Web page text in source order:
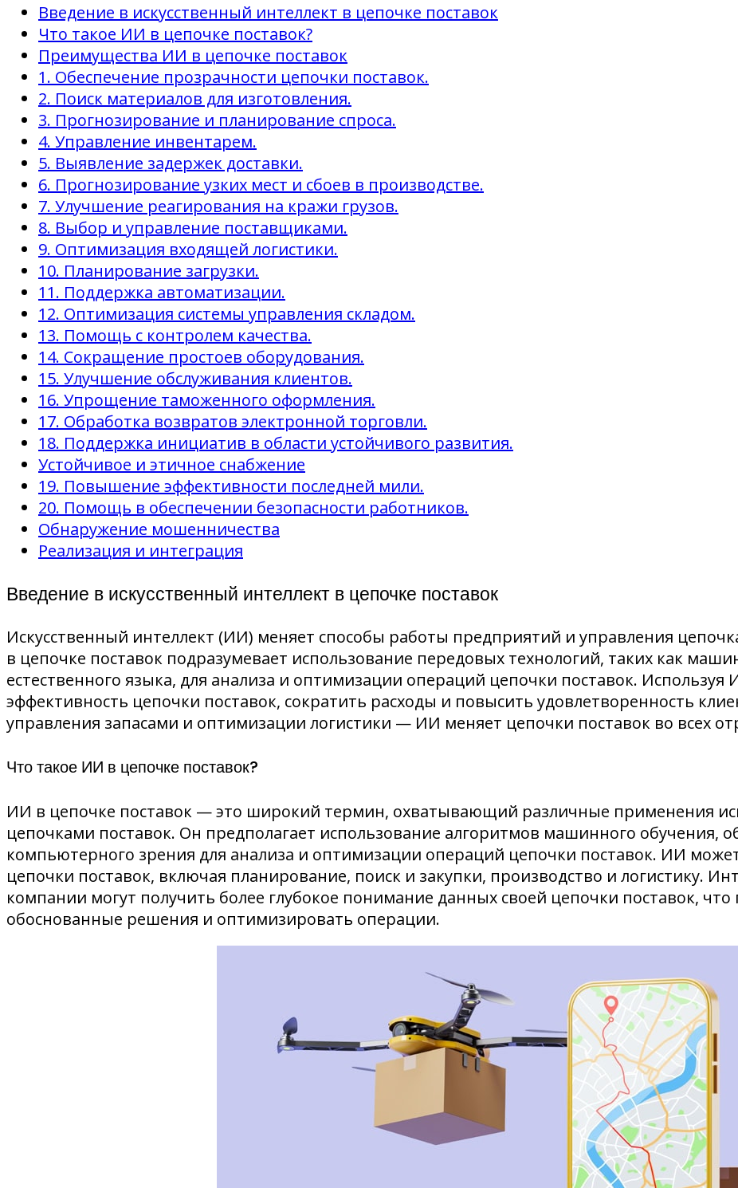
Введение в искусственный интеллект в цепочке поставок
Что такое ИИ в цепочке поставок?
Преимущества ИИ в цепочке поставок
1. Обеспечение прозрачности цепочки поставок.
2. Поиск материалов для изготовления.
3. Прогнозирование и планирование спроса.
4. Управление инвентарем.
5. Выявление задержек доставки.
6. Прогнозирование узких мест и сбоев в производстве.
7. Улучшение реагирования на кражи грузов.
8. Выбор и управление поставщиками.
9. Оптимизация входящей логистики.
10. Планирование загрузки.
11. Поддержка автоматизации.
12. Оптимизация системы управления складом.
13. Помощь с контролем качества.
14. Сокращение простоев оборудования.
15. Улучшение обслуживания клиентов.
16. Упрощение таможенного оформления.
17. Обработка возвратов электронной торговли.
18. Поддержка инициатив в области устойчивого развития.
Устойчивое и этичное снабжение
19. Повышение эффективности последней мили.
20. Помощь в обеспечении безопасности работников.
Обнаружение мошенничества
Реализация и интеграция
Введение в искусственный интеллект в цепочке поставок
Искусственный интеллект (ИИ) меняет способы работы предприятий и управления
в цепочке поставок подразумевает использование передовых технологий, таких как
естественного языка, для анализа и оптимизации операций цепочки поставок.
эффективность цепочки поставок, сократить расходы и повысить удовлетворенность
управления запасами и оптимизации логистики — ИИ меняет цепочки поставок во всех
Что такое ИИ в цепочке поставок?
ИИ в цепочке поставок — это широкий термин, охватывающий различные применения
цепочками поставок. Он предполагает использование алгоритмов машинного обучения,
компьютерного зрения для анализа и оптимизации операций цепочки поставок. ИИ
цепочки поставок, включая планирование, поиск и закупки, производство и логистику.
компании могут получить более глубокое понимание данных своей цепочки поставок,
обоснованные решения и оптимизировать операции.